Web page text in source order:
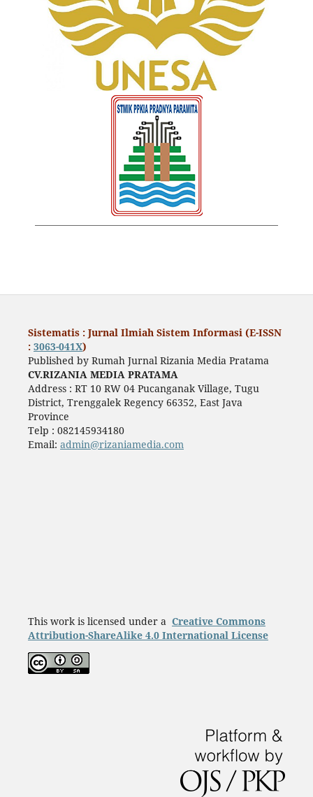
Sistematis : Jurnal Ilmiah Sistem Informasi (E-ISSN
: 3063-041X)
Published by Rumah Jurnal Rizania Media Pratama
CV.RIZANIA MEDIA PRATAMA
Address : RT 10 RW 04 Pucanganak Village, Tugu
District, Trenggalek Regency 66352, East Java
Province
Telp : 082145934180
Email: admin@rizaniamedia.com
This work is licensed under a Creative Commons
Attribution-ShareAlike 4.0 International License